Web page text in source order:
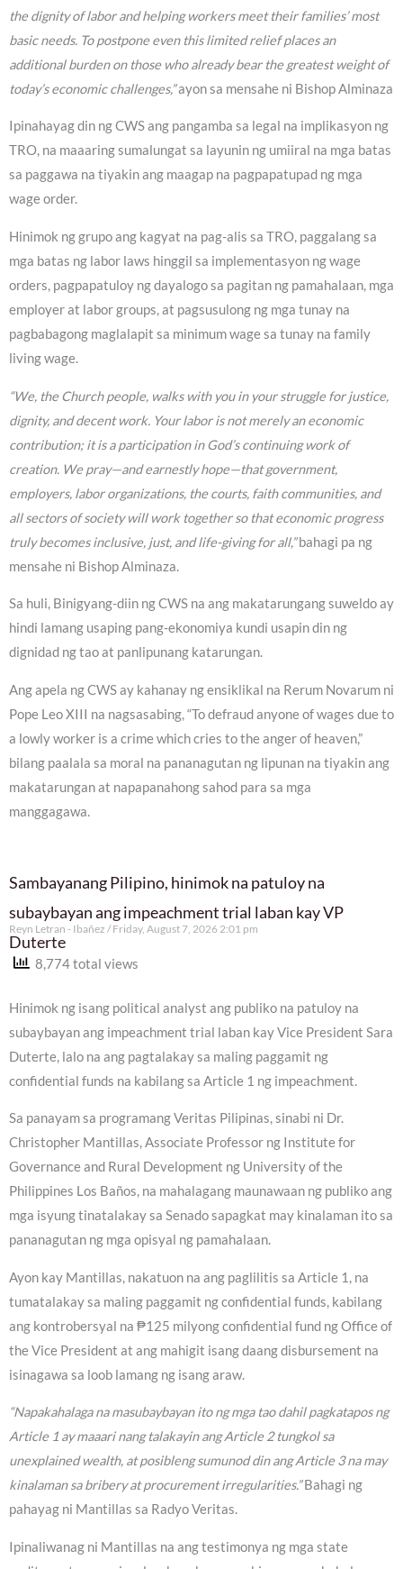
the dignity of labor and helping workers meet their families’ most
basic needs. To postpone even this limited relief places an
additional burden on those who already bear the greatest weight of
today’s economic challenges,”ayon sa mensahe ni Bishop Alminaza
Ipinahayag din ng CWS ang pangamba sa legal na implikasyon ng
TRO, na maaaring sumalungat sa layunin ng umiiral na mga batas
sa paggawa na tiyakin ang maagap na pagpapatupad ng mga
wage order.
Hinimok ng grupo ang kagyat na pag-alis sa TRO, paggalang sa
mga batas ng labor laws hinggil sa implementasyon ng wage
orders, pagpapatuloy ng dayalogo sa pagitan ng pamahalaan, mga
employer at labor groups, at pagsusulong ng mga tunay na
pagbabagong maglalapit sa minimum wage sa tunay na family
living wage.
“We, the Church people, walks with you in your struggle for justice,
dignity, and decent work. Your labor is not merely an economic
contribution; it is a participation in God’s continuing work of
creation. We pray—and earnestly hope—that government,
employers, labor organizations, the courts, faith communities, and
all sectors of society will work together so that economic progress
truly becomes inclusive, just, and life-giving for all,”bahagi pa ng
mensahe ni Bishop Alminaza.
Sa huli, Binigyang-diin ng CWS na ang makatarungang suweldo ay
hindi lamang usaping pang-ekonomiya kundi usapin din ng
dignidad ng tao at panlipunang katarungan.
Ang apela ng CWS ay kahanay ng ensiklikal na Rerum Novarum ni
Pope Leo XIII na nagsasabing, “To defraud anyone of wages due to
a lowly worker is a crime which cries to the anger of heaven,”
bilang paalala sa moral na pananagutan ng lipunan na tiyakin ang
makatarungan at napapanahong sahod para sa mga
manggagawa.
Sambayanang Pilipino, hinimok na patuloy na
subaybayan ang impeachment trial laban kay VP
Duterte
Reyn Letran - Ibañez Friday, August 7, 2026 2:01 pm
8,774 total views
Hinimok ng isang political analyst ang publiko na patuloy na
subaybayan ang impeachment trial laban kay Vice President Sara
Duterte, lalo na ang pagtalakay sa maling paggamit ng
confidential funds na kabilang sa Article 1 ng impeachment.
Sa panayam sa programang Veritas Pilipinas, sinabi ni Dr.
Christopher Mantillas, Associate Professor ng Institute for
Governance and Rural Development ng University of the
Philippines Los Baños, na mahalagang maunawaan ng publiko ang
mga isyung tinatalakay sa Senado sapagkat may kinalaman ito sa
pananagutan ng mga opisyal ng pamahalaan.
Ayon kay Mantillas, nakatuon na ang paglilitis sa Article 1, na
tumatalakay sa maling paggamit ng confidential funds, kabilang
ang kontrobersyal na ₱125 milyong confidential fund ng Office of
the Vice President at ang mahigit isang daang disbursement na
isinagawa sa loob lamang ng isang araw.
“Napakahalaga na masubaybayan ito ng mga tao dahil pagkatapos ng
Article 1 ay maaari nang talakayin ang Article 2 tungkol sa
unexplained wealth, at posibleng sumunod din ang Article 3 na may
kinalaman sa bribery at procurement irregularities.”Bahagi ng
pahayag ni Mantillas sa Radyo Veritas.
Ipinaliwanag ni Mantillas na ang testimonya ng mga state